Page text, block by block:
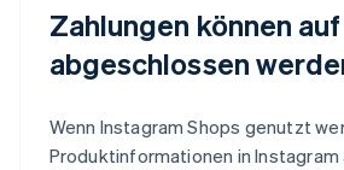
Zahlungen können
abgeschlossen
Wenn Instagram Shops genutzt
Produktinformationen in